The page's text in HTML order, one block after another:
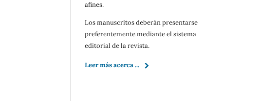
afines.
Los manuscritos deberán presentarse
preferentemente mediante el sistema
editorial de la revista.
Leer más acerca ...